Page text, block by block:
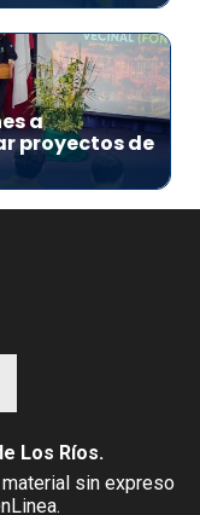
a
proyectos de
Los Ríos.
sin expreso